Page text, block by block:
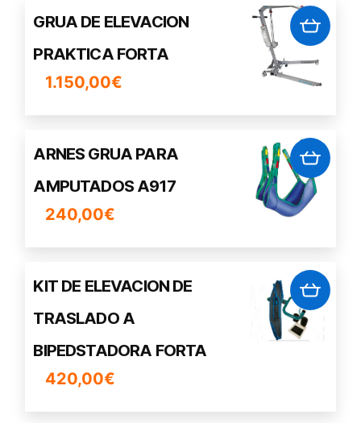
se
pueden
elegir
en
de
producto
GRUA DE ELEVACION
PRAKTICA FORTA
1.150,00€
ARNES GRUA PARA
AMPUTADOS A917
240,00€
KIT DE ELEVACION DE
TRASLADO A
BIPEDSTADORA FORTA
420,00€